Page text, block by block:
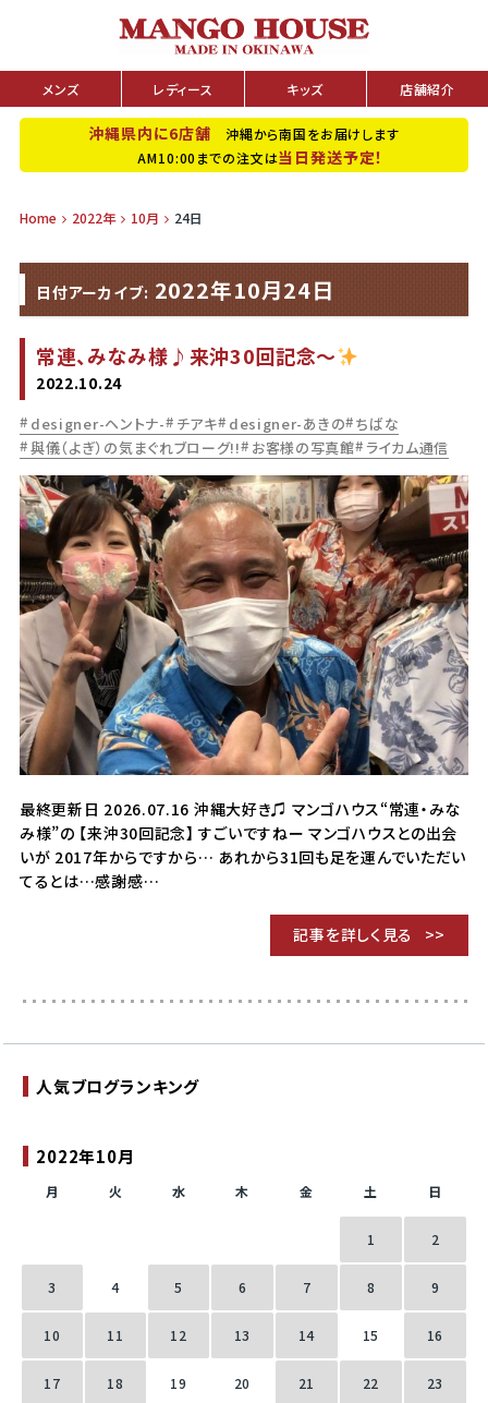
メンズ レディース キッズ 店舗紹介
沖縄県内に6店舗 沖縄から南国をお届けします
AM10:00までの注文は当日発送予定！
Home 2022年 10月 24日
日付アーカイブ: 2022年10月24日
常連、みなみ様♪来沖30回記念～
2022.10.24
designer-ヘントナ- チアキ designer-あきの ちばな
與儀（よぎ）の気まぐれブローグ!!
お客様の写真館 ライカム通信
最終更新日 2026.07.16 沖縄大好き♫ マンゴハウス“常連・みな
み様”の 【来沖30回記念】 すごいですねー マンゴハウスとの出会
いが 2017年からですから… あれから31回も足を運んでいただい
てるとは…感謝感…
記事を詳しく見る
2022年10月
月 火 水 木 金 土 日
1 2
3 4 5 6 7 8 9
10 11 12 13 14 15 16
17 18 19 20 21 22 23
人気ブログランキング